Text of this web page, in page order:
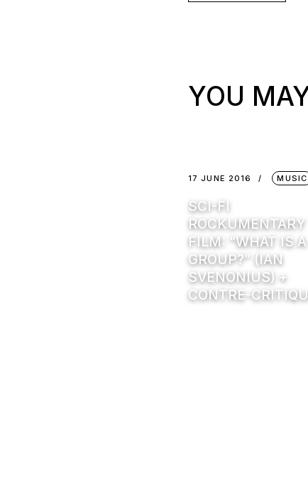
YOU
17 JUNE 2016 MUSIC
SCI-FI
ROCKUMENTARY
FILM: “WHAT IS A
GROUP?” (IAN
SVENONIUS) +
CONTRE-